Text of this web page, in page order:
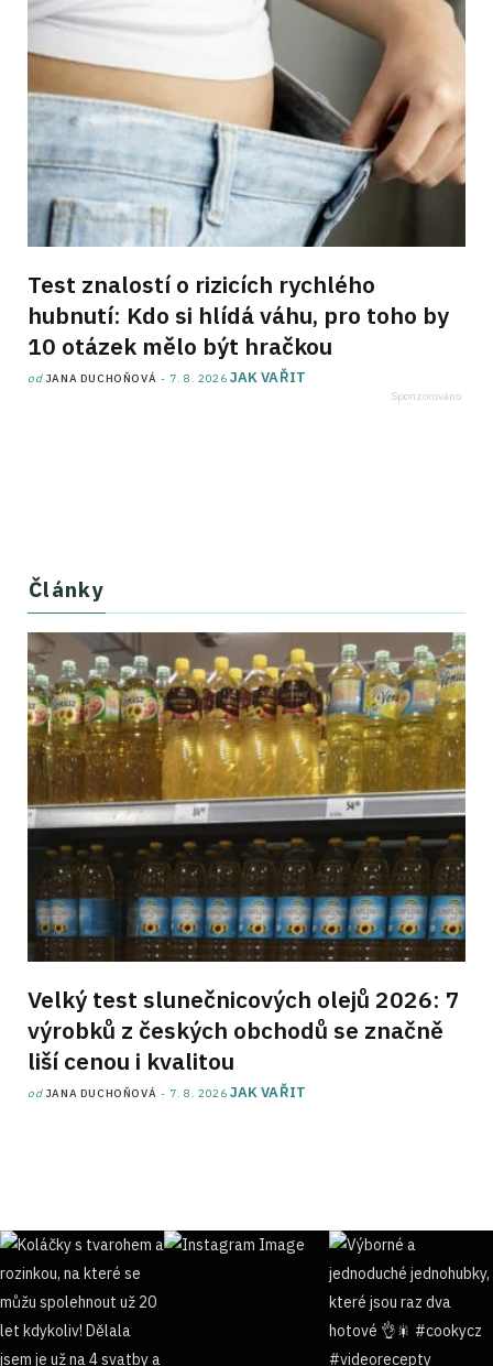
Test znalostí o rizicích rychlého
hubnutí: Kdo si hlídá váhu, pro toho by
10 otázek mělo být hračkou
od JANA DUCHOŇOVÁ 7. 8. 2026 JAK VAŘIT
Články
Velký test slunečnicových olejů 2026: 7
výrobků z českých obchodů se značně
liší cenou i kvalitou
od JANA DUCHOŇOVÁ 7. 8. 2026 JAK VAŘIT